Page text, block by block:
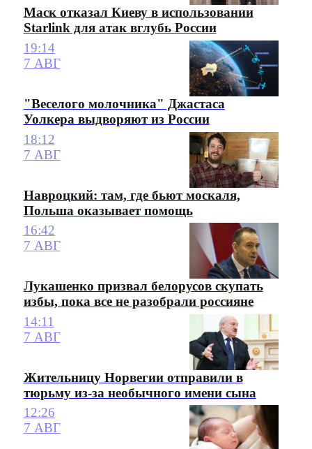
Маск отказал Киеву в использовании
Starlink для атак вглубь России
19:14
7 АВГ
"Веселого молочника" Джастаса
Уолкера выдворяют из России
18:12
7 АВГ
Навроцкий: там, где бьют москаля,
Польша оказывает помощь
16:42
7 АВГ
Лукашенко призвал белорусов скупать
избы, пока все не разобрали россияне
14:11
7 АВГ
Жительницу Норвегии отправили в
тюрьму из-за необычного имени сына
12:26
7 АВГ